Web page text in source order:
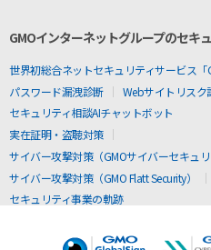
GMOインターネットグループのセキ
世界初総合ネットセキュリティサービス「
パスワード漏洩診断
Webサイトリスク
セキュリティ相談AIチャットボット
実在証明・盗聴対策
サイバー攻撃対策（GMOサイバーセキュリ
サイバー攻撃対策（GMO Flatt Security）
セキュリティ事業の軌跡